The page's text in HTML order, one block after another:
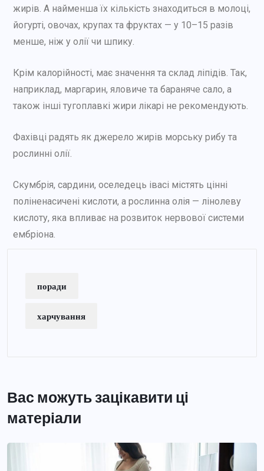
жирів. А найменша їх кількість знаходиться в молоці,
йогурті, овочах, крупах та фруктах — у 10–15 разів
менше, ніж у олії чи шпику.
Крім калорійності, має значення та склад ліпідів. Так,
наприклад, маргарин, яловиче та бараняче сало, а
також інші тугоплавкі жири лікарі не рекомендують.
Фахівці радять як джерело жирів морську рибу та
рослинні олії.
Скумбрія, сардини, оселедець івасі містять цінні
поліненасичені кислоти, а рослинна олія — лінолеву
кислоту, яка впливає на розвиток нервової системи
ембріона.
поради
харчування
Вас можуть зацікавити ці
матеріали